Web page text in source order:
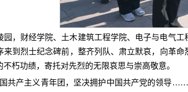
园，财经学院、土木建筑工程学院、电子与电气
来到烈士纪念碑前，整齐列队、肃立默哀，向革
朽功绩，寄托对先烈的无限哀思与崇高敬意。
共产主义青年团，坚决拥护中国共产党的领导